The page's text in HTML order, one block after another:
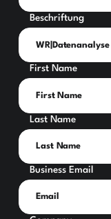
Beschriftung
First Name
Last Name
Business Email